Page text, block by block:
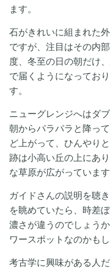
ます。
石がきれいに組まれた
ですが、注目はその内
度、冬至の日の朝だけ
で届くようになってお
す。
ニューグレンジへはダ
朝からパラパラと降っ
ど上がって、ひんやり
跡は小高い丘の上にあ
な草原が広がっています
ガイドさんの説明を聴
を眺めていたら、時差
濃さが違うのでしょう
ワースポットなのかもし
考古学に興味がある人